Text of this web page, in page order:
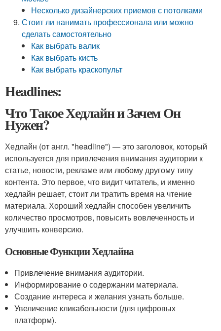
Несколько дизайнерских приемов с потолками
Стоит ли нанимать профессионала или можно
сделать самостоятельно
Как выбрать валик
Как выбрать кисть
Как выбрать краскопульт
Headlines:
Что Такое Хедлайн и Зачем Он
Нужен?
Хедлайн (от англ. "headline") — это заголовок, который
используется для привлечения внимания аудитории к
статье, новости, рекламе или любому другому типу
контента. Это первое, что видит читатель, и именно
хедлайн решает, стоит ли тратить время на чтение
материала. Хороший хедлайн способен увеличить
количество просмотров, повысить вовлеченность и
улучшить конверсию.
Основные Функции Хедлайна
Привлечение внимания аудитории.
Информирование о содержании материала.
Создание интереса и желания узнать больше.
Увеличение кликабельности (для цифровых
платформ).